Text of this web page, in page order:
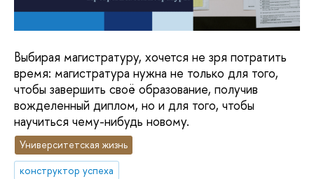
Выбирая магистратуру, хочется не зря потратить
время: магистратура нужна не только для того,
чтобы завершить своё образование, получив
вожделенный диплом, но и для того, чтобы
научиться чему-нибудь новому.
Университетская жизнь
конструктор успеха